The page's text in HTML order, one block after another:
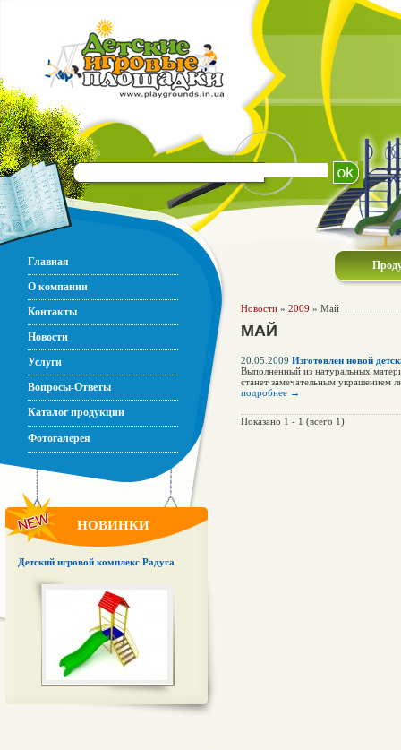
Главная
О компании
Контакты
Новости
Услуги
Вопросы-Ответы
Каталог продукции
Фотогалерея
НОВИНКИ
Детский игровой комплекс Радуга
Новости » 2009 » Май
МАЙ
20.05.2009 Изготовлен новой
Выполненный из натуральных
станет замечательным украшением
подробнее →
Показано 1 - 1 (всего 1)